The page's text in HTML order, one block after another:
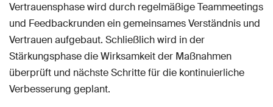
Vertrauensphase wird durch regelmäßige Teammeetings
und Feedbackrunden ein gemeinsames Verständnis und
Vertrauen aufgebaut. Schließlich wird in der
Stärkungsphase die Wirksamkeit der Maßnahmen
überprüft und nächste Schritte für die kontinuierliche
Verbesserung geplant.